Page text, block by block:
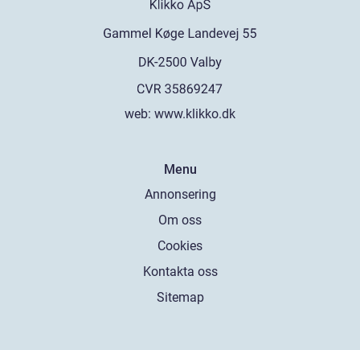
web: www.klikko.dk
Menu
Annonsering
Om oss
Cookies
Kontakta oss
Sitemap